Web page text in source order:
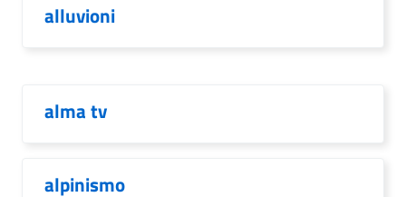
alluvioni
alma tv
alpinismo